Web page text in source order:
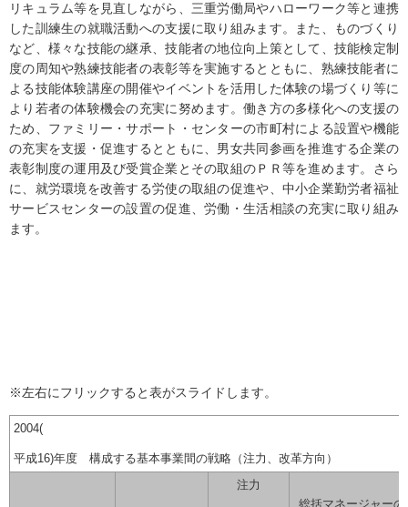
リキュラム等を見直しながら、三重労働局やハローワーク等と連携
した訓練生の就職活動への支援に取り組みます。また、ものづくり
など、様々な技能の継承、技能者の地位向上策として、技能検定制
度の周知や熟練技能者の表彰等を実施するとともに、熟練技能者に
よる技能体験講座の開催やイベントを活用した体験の場づくり等に
より若者の体験機会の充実に努めます。働き方の多様化への支援の
ため、ファミリー・サポート・センターの市町村による設置や機能
の充実を支援・促進するとともに、男女共同参画を推進する企業の
表彰制度の運用及び受賞企業とその取組のＰＲ等を進めます。さら
に、就労環境を改善する労使の取組の促進や、中小企業勤労者福祉
サービスセンターの設置の促進、労働・生活相談の充実に取り組み
ます。
※左右にフリックすると表がスライドします。
2004(
平成16)年度 構成する基本事業間の戦略（注力、改革方向）
注力
総括マネージャーの